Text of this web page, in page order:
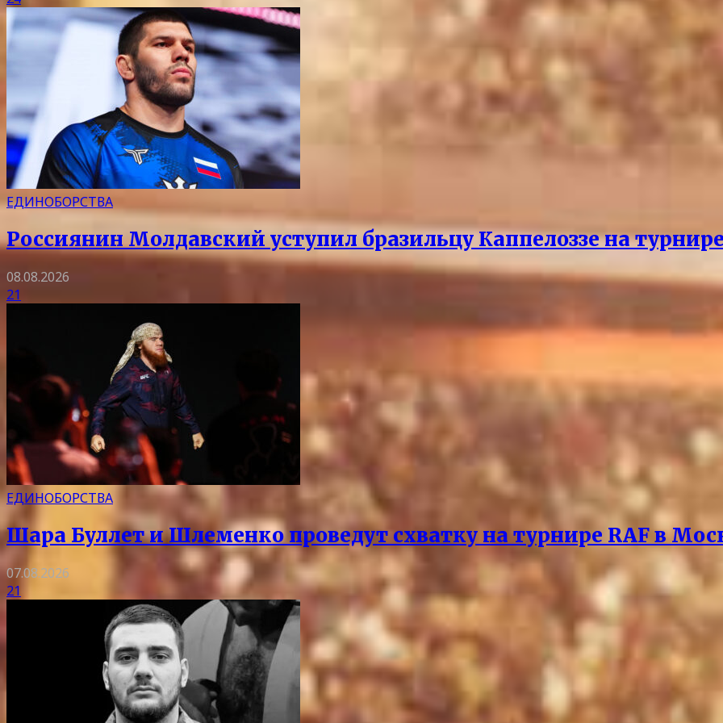
ЕДИНОБОРСТВА
Россиянин Молдавский уступил бразильцу Каппелоззе на
08.08.2026
21
ЕДИНОБОРСТВА
Шара Буллет и Шлеменко проведут схватку на турнире RAF в
07.08.2026
21